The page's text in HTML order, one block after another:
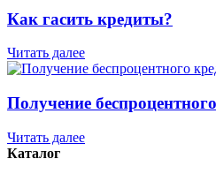
Как гасить кредиты?
Читать далее
Получение
Читать далее
Каталог